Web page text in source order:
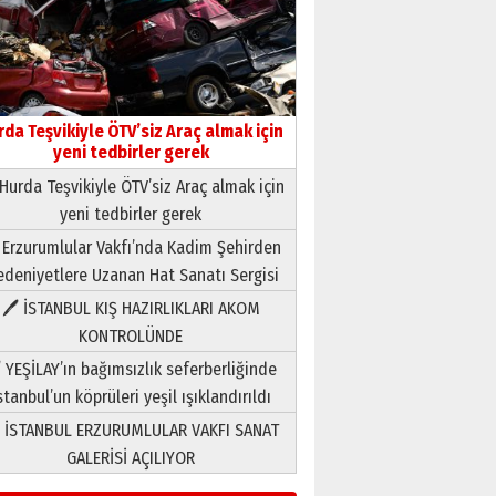
Teşvikiyle ÖTV’siz Araç almak için
yeni tedbirler gerek
Teşvikiyle ÖTV’siz Araç almak için
yeni tedbirler gerek
Vakfı’nda Kadim Şehirden
Uzanan Hat Sanatı Sergisi
🖊 İSTANBUL KIŞ HAZIRLIKLARI AKOM
KONTROLÜNDE
bağımsızlık seferberliğinde
köprüleri yeşil ışıklandırıldı
ERZURUMLULAR VAKFI SANAT
GALERİSİ AÇILIYOR
Neşat YALÇIN
Paranın Aile Kültüründeki Yeri
03 Ağustos 2026 Pazartesi
Yıldırım Gündoğdu
HAVVA’NIN ÜÇ KIZI
09 Temmuz 2026 Perşembe
Yusuf POLAT
Şampiyonluk Sebahattin
Şirin’e yazar